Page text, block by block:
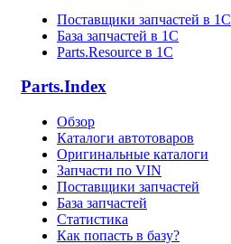
Поставщики запчастей в 1C
База запчастей в 1С
Parts.Resource в 1C
Parts.Index
Обзор
Каталоги автотоваров
Оригинальные каталоги
Запчасти по VIN
Поставщики запчастей
База запчастей
Статистика
Как попасть в базу?